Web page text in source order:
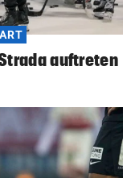
auftreten